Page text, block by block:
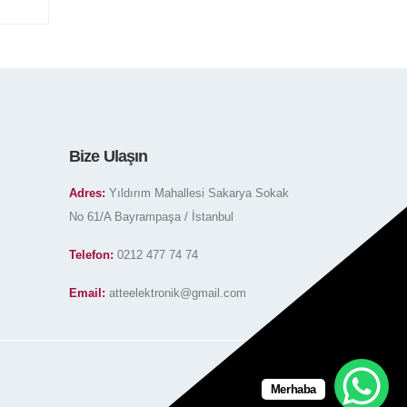
Bize Ulaşın
Adres: Yıldırım Mahallesi Sakarya Sokak
No 61/A Bayrampaşa / İstanbul
Telefon: 0212 477 74 74
Email: atteelektronik@gmail.com
Merhaba